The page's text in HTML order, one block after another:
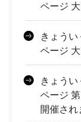
ページ
きょう
ページ
きょう
ページ
開催され